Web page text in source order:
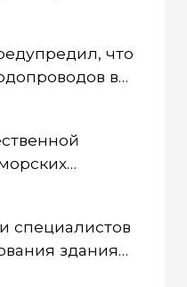
что
в
для
специалистов